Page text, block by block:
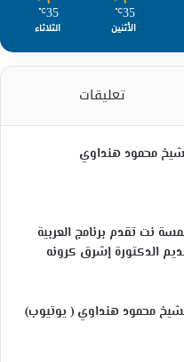
35
℃
الأثنين
35
℃
الثلاثاء
تعليقات
محمود هنداوي
نت تقدم برنامج العربية
الدكتورة إشرق كرونه
محمود هنداوي ( يوتيوب)